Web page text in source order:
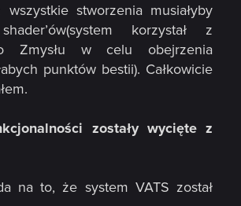
stworzenia musiałyby
korzystał z
Zmysłu w celu obejrzenia
punktów bestii). Całkowicie
zostały wycięte z
na to, że system VATS został